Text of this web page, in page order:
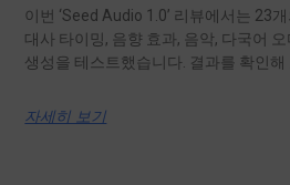
이번 ‘Seed Audio 1.0’ 리뷰에서는 23
대사 타이밍, 음향 효과, 음악, 다국어
생성을 테스트했습니다. 결과를 확인해
자세히 보기